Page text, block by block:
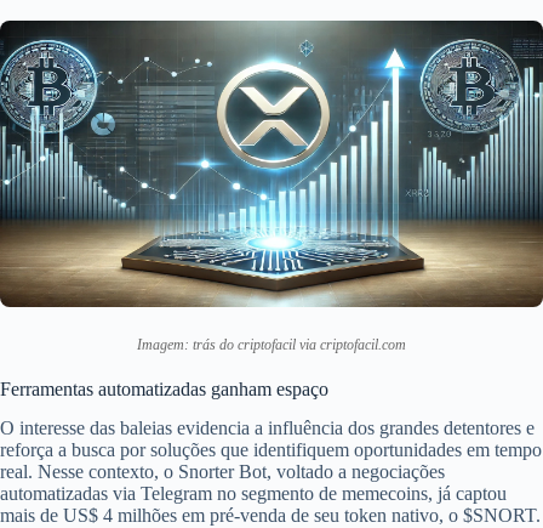
Imagem: trás do criptofacil via criptofacil.com
Ferramentas automatizadas ganham espaço
O interesse das baleias evidencia a influência dos grandes detentores e
reforça a busca por soluções que identifiquem oportunidades em tempo
real. Nesse contexto, o Snorter Bot, voltado a negociações
automatizadas via Telegram no segmento de memecoins, já captou
mais de US$ 4 milhões em pré-venda de seu token nativo, o $SNORT.